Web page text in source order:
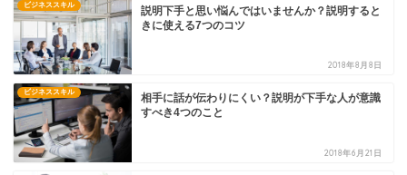
ビジネススキル
説明下手と思い悩んではいませんか？説明すると
きに使える7つのコツ
2018年8月8日
ビジネススキル
相手に話が伝わりにくい？説明が下手な人が意識
すべき4つのこと
2018年6月21日